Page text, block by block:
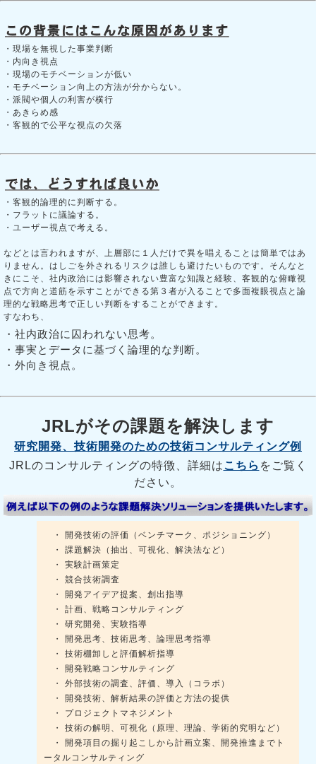
・現場を無視した事業判断
・内向き視点
・現場のモチベーションが低い
・モチベーション向上の方法が分からない。
・派閥や個人の利害が横行
・あきらめ感
・客観的で公平な視点の欠落
・客観的論理的に判断する。
・フラットに議論する。
・ユーザー視点で考える。
などとは言われますが、上層部に１人だけで異を唱えることは簡単ではあ
りません。はしごを外されるリスクは誰しも避けたいものです。そんなと
きにこそ、社内政治には影響されない豊富な知識と経験、客観的な俯瞰視
点で方向と道筋を示すことができる第３者が入ることで多面複眼視点と論
理的な戦略思考で正しい判断をすることができます。
すなわち、
・社内政治に囚われない思考。
・事実とデータに基づく論理的な判断。
・外向き視点。
JRLがその課題を解決します
研究開発、技術開発のための技術コンサルティング例
JRLのコンサルティングの特徴、詳細は こちら をご覧く
ださい。
・ 開発技術の評価（ベンチマーク、ポジショニング）
・ 課題解決（抽出、可視化、解決法など）
・ 実験計画策定
・ 競合技術調査
・ 開発アイデア提案、創出指導
・ 計画、戦略コンサルティング
・ 研究開発、実験指導
・ 開発思考、技術思考、論理思考指導
・ 技術棚卸しと評価解析指導
・ 開発戦略コンサルティング
・ 外部技術の調査、評価、導入（コラボ）
・ 開発技術、解析結果の評価と方法の提供
・ プロジェクトマネジメント
・ 技術の解明、可視化（原理、理論、学術的究明など）
・ 開発項目の掘り起こしから計画立案、開発推進までト
ータルコンサルティング